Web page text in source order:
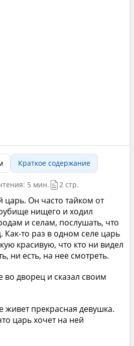
Краткое содержание
5 мин. 2 стр.
царь. Он часто тайком от
нищего и ходил
и селам, послушать, что
Как-то раз в одном селе царь
красивую, что кто ни видел
ни есть, на нее смотреть.
во дворец и сказал своим
живет прекрасная девушка.
царь хочет на ней